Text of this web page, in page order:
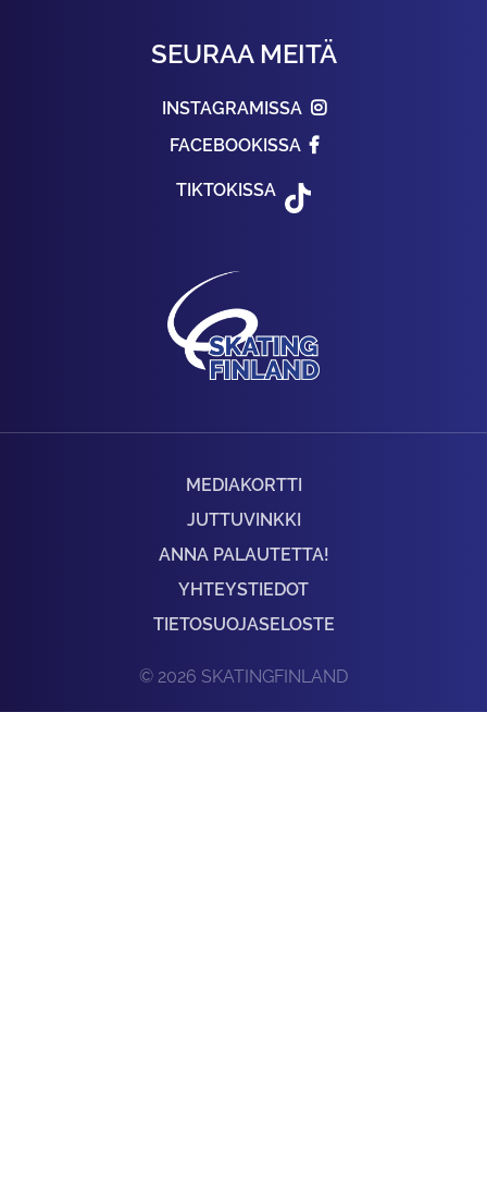
SEURAA MEITÄ
INSTAGRAMISSA
FACEBOOKISSA
TIKTOKISSA
MEDIAKORTTI
JUTTUVINKKI
ANNA PALAUTETTA!
YHTEYSTIEDOT
TIETOSUOJASELOSTE
© 2026 SKATINGFINLAND